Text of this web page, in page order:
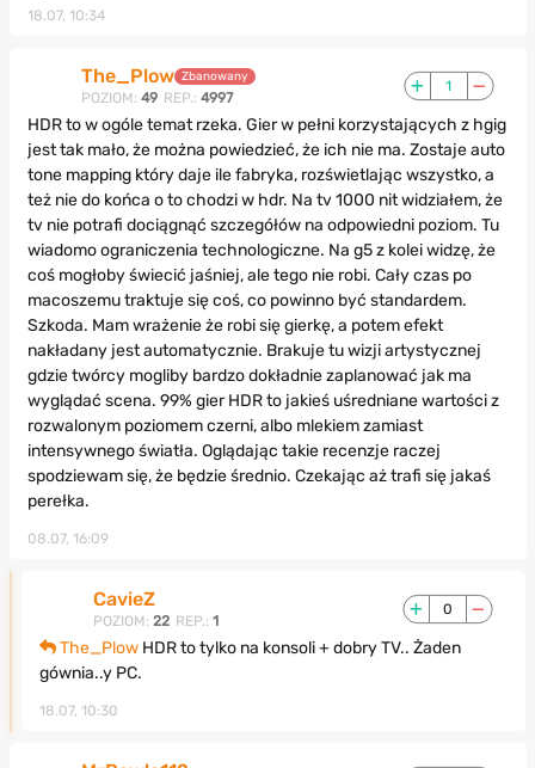
18.07, 10:34
The_Plow Zbanowany
POZIOM: 49 REP.: 4997
1
HDR to w ogóle temat rzeka. Gier w pełni korzystających z hgig
jest tak mało, że można powiedzieć, że ich nie ma. Zostaje auto
tone mapping który daje ile fabryka, rozświetlając wszystko, a
też nie do końca o to chodzi w hdr. Na tv 1000 nit widziałem, że
tv nie potrafi dociągnąć szczegółów na odpowiedni poziom. Tu
wiadomo ograniczenia technologiczne. Na g5 z kolei widzę, że
coś mogłoby świecić jaśniej, ale tego nie robi. Cały czas po
macoszemu traktuje się coś, co powinno być standardem.
Szkoda. Mam wrażenie że robi się gierkę, a potem efekt
nakładany jest automatycznie. Brakuje tu wizji artystycznej
gdzie twórcy mogliby bardzo dokładnie zaplanować jak ma
wyglądać scena. 99% gier HDR to jakieś uśredniane wartości z
rozwalonym poziomem czerni, albo mlekiem zamiast
intensywnego światła. Oglądając takie recenzje raczej
spodziewam się, że będzie średnio. Czekając aż trafi się jakaś
perełka.
08.07, 16:09
CavieZ
POZIOM: 22 REP.: 1
0
The_Plow HDR to tylko na konsoli + dobry TV.. Żaden
gównia..y PC.
18.07, 10:30